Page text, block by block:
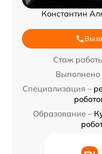
Константин
Стаж
Выполнено
Специализация –
Образование –